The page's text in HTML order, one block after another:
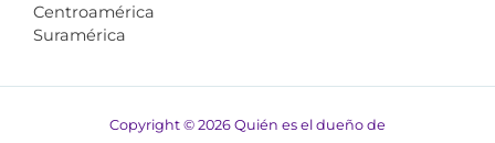
Centroamérica
Suramérica​​
Copyright © 2026 Quién es el dueño de